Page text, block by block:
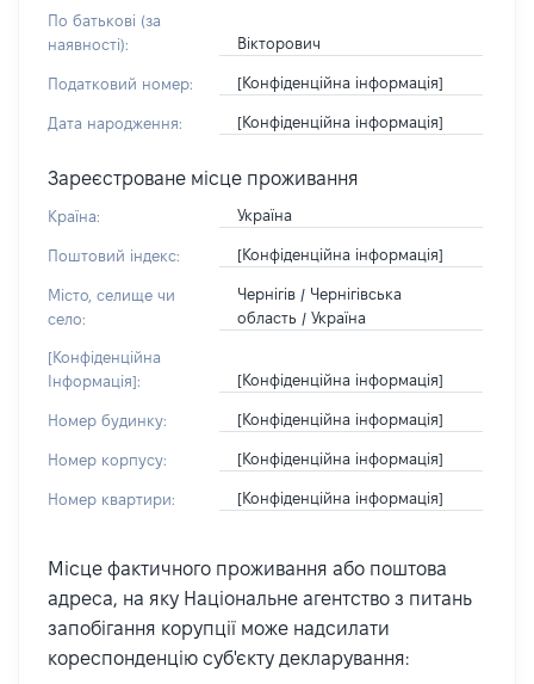
По батькові (за
наявності):
Вікторович
Податковий номер: [Конфіденційна інформація]
Дата народження: [Конфіденційна інформація]
Зареєстроване місце проживання
Країна: Україна
Поштовий індекс: [Конфіденційна інформація]
Місто, селище чи
село:
Чернігів / Чернігівська
область / Україна
[Конфіденційна
Інформація]:
[Конфіденційна інформація]
Номер будинку: [Конфіденційна інформація]
Номер корпусу: [Конфіденційна інформація]
Номер квартири: [Конфіденційна інформація]
Місце фактичного проживання або поштова
адреса, на яку Національне агентство з питань
запобігання корупції може надсилати
кореспонденцію суб'єкту декларування: